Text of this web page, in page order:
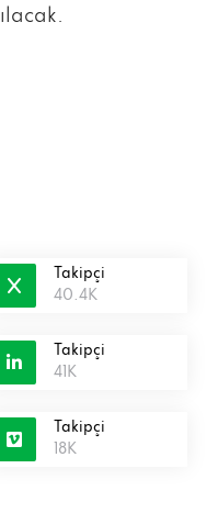
Takipçi
40.4K
Takipçi
41K
Takipçi
18K